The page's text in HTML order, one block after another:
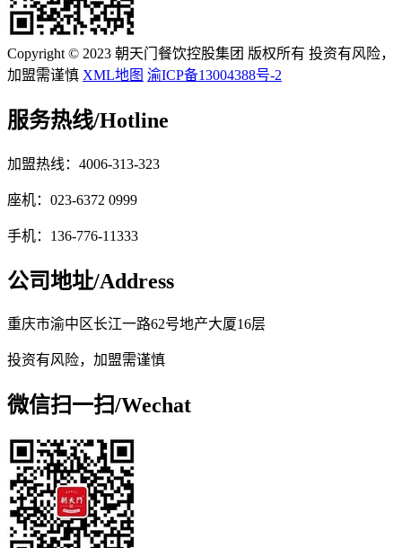
Copyright © 2023 朝天门餐饮控股集团 版权所有 投资有风险，
加盟需谨慎 XML地图 渝ICP备13004388号-2
服务热线/Hotline
加盟热线：4006-313-323
座机：023-6372 0999
手机：136-776-11333
公司地址/Address
重庆市渝中区长江一路62号地产大厦16层
投资有风险，加盟需谨慎
微信扫一扫/Wechat